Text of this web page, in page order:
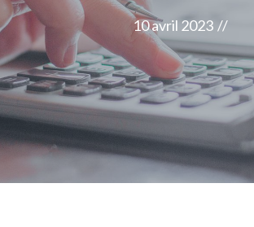
10 avril 2023 //